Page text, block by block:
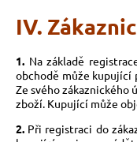
IV.
1. Na základě
obchodě může kupující
Ze svého
zboží. Kupující může
2. Při registraci do